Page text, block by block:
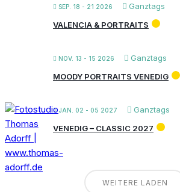
SEP. 18 - 21 2026
Ganztags
VALENCIA & PORTRAITS
NOV. 13 - 15 2026 Ganztags
MOODY PORTRAITS VENEDIG
JAN. 02 - 05 2027
Ganztags
VENEDIG – CLASSIC 2027
WEITERE LADEN